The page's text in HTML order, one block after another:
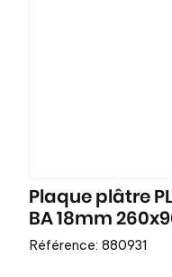
Plaque plâtre
BA 18mm
Référence: 880931